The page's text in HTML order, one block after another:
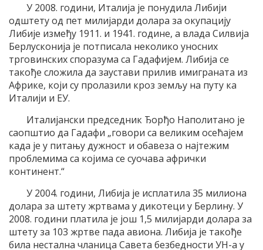
У 2008. години, Италија је понудила Либији
одштету од пет милијарди долара за окупацију
Либије између 1911. и 1941. године, а влада Силвија
Берлусконија је потписала неколико уносних
трговинских споразума са Гадафијем. Либија се
такође сложила да заустави прилив имиграната из
Африке, који су пролазили кроз земљу на путу ка
Италији и ЕУ.
Италијански председник Ђорђо Наполитано је
саопштио да Гадафи „говори са великим осећајем
када је у питању дужност и обавеза о најтежим
проблемима са којима се суочава афрички
континент.“
У 2004. години, Либија је исплатила 35 милиона
долара за штету жртвама у дикотеци у Берлину. У
2008. години платила је још 1,5 милијарди долара за
штету за 103 жртве пада авиона. Либија је такође
била нестална чланица Савета безбедности УН-а у